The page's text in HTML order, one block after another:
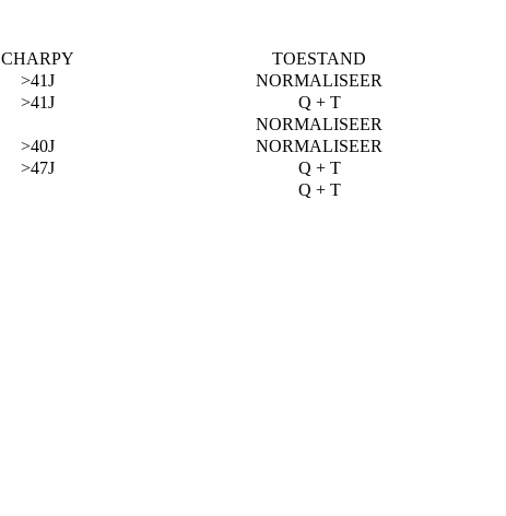
CHARPY
TOESTAND
>41J
NORMALISEER
>41J
Q + T
NORMALISEER
>40J
NORMALISEER
>47J
Q + T
Q + T